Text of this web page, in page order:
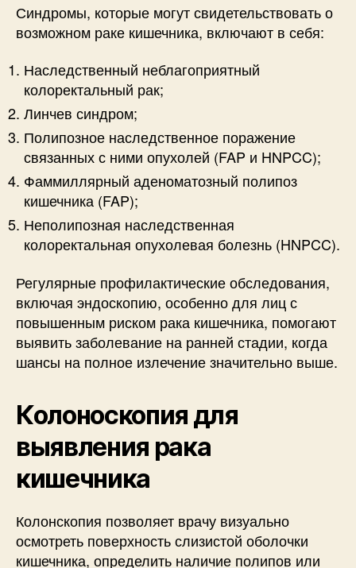
Синдромы, которые могут свидетельствовать о
возможном раке кишечника, включают в себя:
Наследственный неблагоприятный
колоректальный рак;
Линчев синдром;
Полипозное наследственное поражение
связанных с ними опухолей (FAP и HNPCC);
Фаммиллярный аденоматозный полипоз
кишечника (FAP);
Неполипозная наследственная
колоректальная опухолевая болезнь (HNPCC).
Регулярные профилактические обследования,
включая эндоскопию, особенно для лиц с
повышенным риском рака кишечника, помогают
выявить заболевание на ранней стадии, когда
шансы на полное излечение значительно выше.
Колоноскопия для
выявления рака
кишечника
Колонскопия позволяет врачу визуально
осмотреть поверхность слизистой оболочки
кишечника, определить наличие полипов или